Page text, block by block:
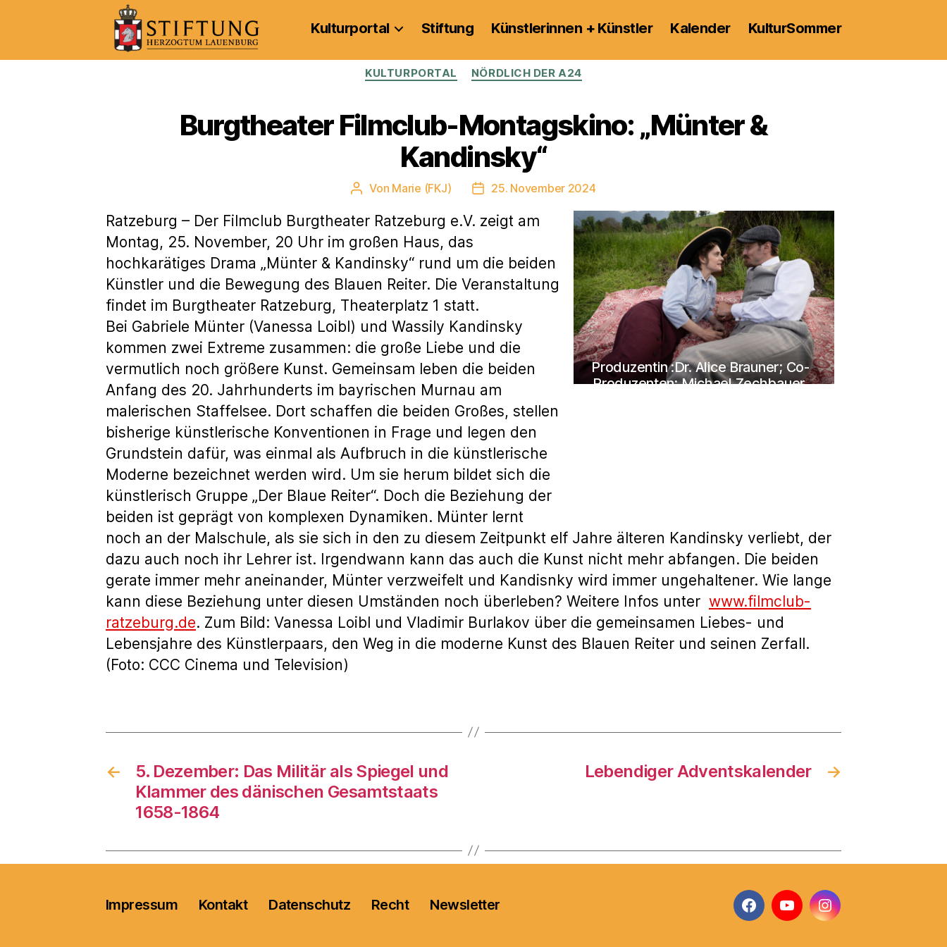
Kulturportal
Kulturportal Stiftung Künstlerinnen + Künstler Kalender KulturSommer
Kategorien
KULTURPORTAL NÖRDLICH DER A24
Burgtheater Filmclub-Montagskino: „Münter &
Kandinsky“
Beitragsautor
Von Marie (FKJ) Veröffentlichungsdatum
25. November 2024
Produzentin :Dr. Alice Brauner; Co-
Produzenten: Michael Zechbauer,
Ratzeburg – Der Filmclub Burgtheater Ratzeburg e.V. zeigt am
Montag, 25. November, 20 Uhr im großen Haus, das
hochkarätiges Drama „Münter & Kandinsky“ rund um die beiden
Künstler und die Bewegung des Blauen Reiter. Die Veranstaltung
findet im Burgtheater Ratzeburg, Theaterplatz 1 statt.
Bei Gabriele Münter (Vanessa Loibl) und Wassily Kandinsky
kommen zwei Extreme zusammen: die große Liebe und die
vermutlich noch größere Kunst. Gemeinsam leben die beiden
Anfang des 20. Jahrhunderts im bayrischen Murnau am
malerischen Staffelsee. Dort schaffen die beiden Großes, stellen
bisherige künstlerische Konventionen in Frage und legen den
Grundstein dafür, was einmal als Aufbruch in die künstlerische
Moderne bezeichnet werden wird. Um sie herum bildet sich die
künstlerisch Gruppe „Der Blaue Reiter“. Doch die Beziehung der
beiden ist geprägt von komplexen Dynamiken. Münter lernt
noch an der Malschule, als sie sich in den zu diesem Zeitpunkt elf Jahre älteren Kandinsky verliebt, der
dazu auch noch ihr Lehrer ist. Irgendwann kann das auch die Kunst nicht mehr abfangen. Die beiden
gerate immer mehr aneinander, Münter verzweifelt und Kandisnky wird immer ungehaltener. Wie lange
kann diese Beziehung unter diesen Umständen noch überleben? Weitere Infos unter www.filmclub-
ratzeburg.de. Zum Bild: Vanessa Loibl und Vladimir Burlakov über die gemeinsamen Liebes- und
Lebensjahre des Künstlerpaars, den Weg in die moderne Kunst des Blauen Reiter und seinen Zerfall.
(Foto: CCC Cinema und Television)
←
5. Dezember: Das Militär als Spiegel und
Klammer des dänischen Gesamtstaats
1658-1864
→
Lebendiger Adventskalender
Impressum Kontakt Datenschutz Recht Newsletter
FacebookYouTubeInstagram